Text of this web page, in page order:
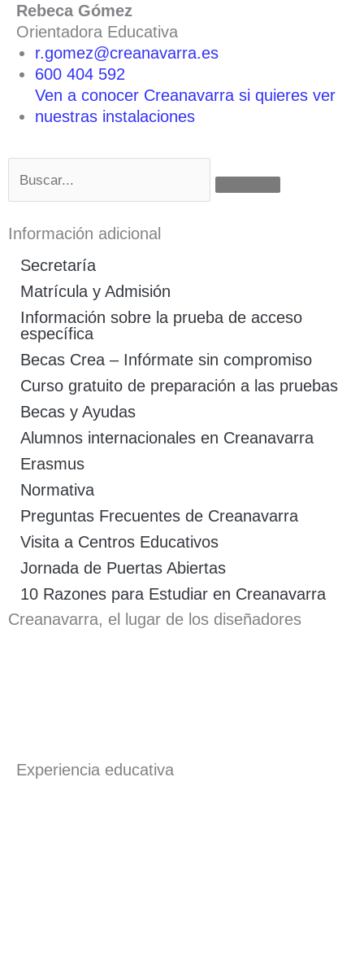
Rebeca Gómez
Orientadora Educativa
r.gomez@creanavarra.es
600 404 592
Ven a conocer Creanavarra si quieres ver
nuestras instalaciones
Información adicional
Secretaría
Matrícula y Admisión
Información sobre la prueba de acceso
específica
Becas Crea – Infórmate sin compromiso
Curso gratuito de preparación a las pruebas
Becas y Ayudas
Alumnos internacionales en Creanavarra
Erasmus
Normativa
Preguntas Frecuentes de Creanavarra
Visita a Centros Educativos
Jornada de Puertas Abiertas
10 Razones para Estudiar en Creanavarra
Creanavarra, el lugar de los diseñadores
Experiencia educativa